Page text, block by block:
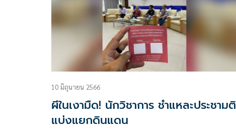
10 มิถุนายน 2566
ผีในเงามืด! นักวิชาการ ชำแหละประชามติ
แบ่งแยกดินแดน